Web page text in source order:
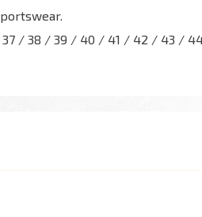
/ 38 / 39 / 40 / 41 / 42 / 43 / 44